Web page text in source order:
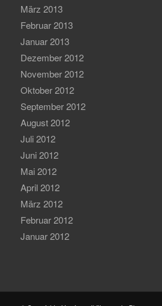
März 2013
Februar 2013
Januar 2013
Dezember 2012
November 2012
Oktober 2012
September 2012
August 2012
Juli 2012
Juni 2012
Mai 2012
April 2012
März 2012
Februar 2012
Januar 2012